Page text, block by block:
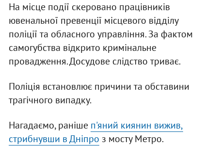
На місце події скеровано працівників
ювенальної превенції місцевого відділу
поліції та обласного управління. За фактом
самогубства відкрито кримінальне
провадження. Досудове слідство триває.
Поліція встановлює причини та обставини
трагічного випадку.
Нагадаємо, раніше п'яний киянин вижив,
стрибнувши в Дніпро з мосту Метро.